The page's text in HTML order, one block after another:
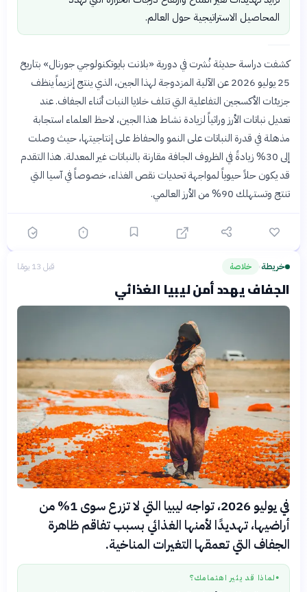
المحاصيل الاستراتيجية حول العالم.
كشفت دراسة حديثة نُشرت في دورية «بلانت بايوتكنولوجي جورنال» بتاريخ
25 يوليو 2026 عن الآلية المزدوجة لهذا الجين، الذي ينتج إنزيماً ينظف
جزيئات الأكسجين التفاعلية التي تتلف خلايا النبات أثناء الجفاف. عند
تعديل نباتات الأرز وراثياً لزيادة نشاط هذا الجين، لاحظ العلماء استجابة
مذهلة في قدرة النباتات على النمو والحفاظ على إنتاجيتها، حيث وصلت
إلى 30% زيادةً في الظروف الجافة مقارنة بالنباتات غير المعدلة. هذا التقدم
قد يكون حلاً حيوياً لمواجهة تحديات نقص الغذاء، خصوصاً في آسيا التي
تنتج وتستهلك 90% من الأرز العالمي.
خريطة› خلاصة قبل 13 يومًا
الجفاف يهدد أمن ليبيا الغذائي
في يوليو 2026، تواجه ليبيا التي لا تزرع سوى 1% من
أراضيها، تهديدًا لأمنها الغذائي بسبب تفاقم ظاهرة
الجفاف التي تعمقها التغيرات المناخية.
● لماذا قد يثير اهتمامك؟